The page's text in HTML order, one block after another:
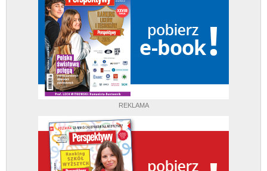
REKLAMA